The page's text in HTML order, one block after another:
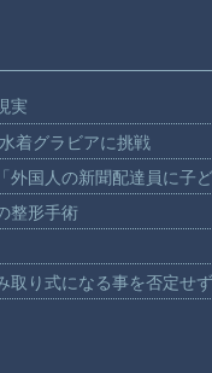
実
着グラビアに挑戦
国人の新聞配達員に子
整形手術
取り式になる事を否定せ